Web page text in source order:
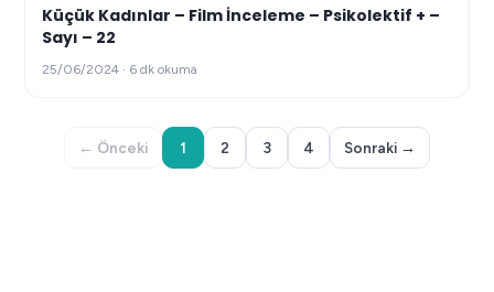
Küçük Kadınlar – Film İnceleme – Psikolektif + –
Sayı – 22
25/06/2024 · 6 dk okuma
← Önceki 1 2 3 4 Sonraki →